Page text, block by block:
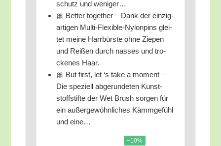
schutz und weniger…
🎀 Bet­ter tog­e­ther – Dank der ein­zig­
ar­ti­gen Mul­ti-Fle­xi­ble-Nylon­pins glei­
tet mei­ne Harrbürste ohne Zie­pen
und Rei­ßen durch nas­ses und tro­
cke­nes Haar.
🎀 But first, let ‘s take a moment –
Die spe­zi­ell abge­run­de­ten Kunst­
stoff­stif­te der Wet Brush sor­gen für
ein außer­ge­wöhn­li­ches Kämm­ge­fühl
und eine…
−10%